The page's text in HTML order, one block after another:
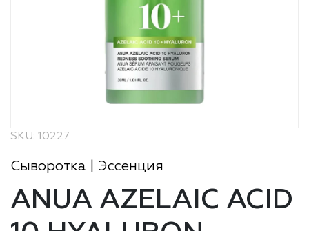
SKU: 10227
Сыворотка | Эссенция
ANUA AZELAIC ACID